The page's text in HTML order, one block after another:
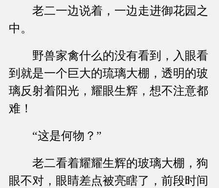
老二一边说着，一边走进御花园之
中。
野兽家禽什么的没有看到，入眼看
到就是一个巨大的琉璃大棚，透明的玻
璃反射着阳光，耀眼生辉，想不注意都
难！
“这是何物？”
老二看着耀耀生辉的玻璃大棚，狗
眼不对，眼睛差点被亮瞎了，前段时间